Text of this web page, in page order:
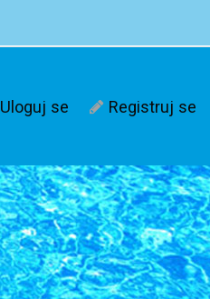
Uloguj se Registruj se